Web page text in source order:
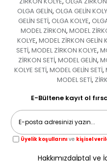
OLGA GELİN, OLGA GELİN
GELİN SETİ, OLGA KOLYE,
MODEL ZİRKON, MODEL
KOLYE, MODEL ZİRKON GELİN
SETİ, MODEL ZİRKON KOLYE,
ZİRKON SETİ, MODEL GELİN,
KOLYE SETİ, MODEL GELİN SETİ,
MODEL SETİ,
E-Bültene kayıt ol
Üyelik koşullarını ve kişisel
Hakkımızdaİptal ve